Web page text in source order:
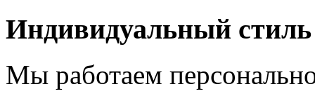
Индивидуальный стиль
Мы работаем